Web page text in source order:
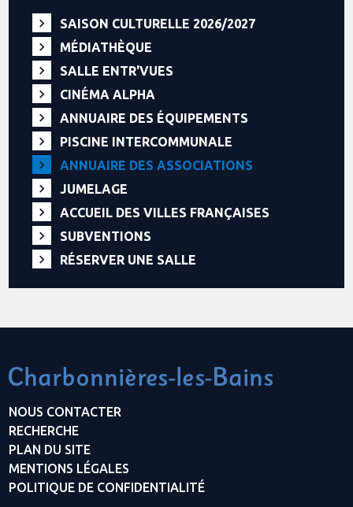
SAISON CULTURELLE 2026/2027
MÉDIATHÈQUE
SALLE ENTR'VUES
CINÉMA ALPHA
ANNUAIRE DES ÉQUIPEMENTS
PISCINE INTERCOMMUNALE
ANNUAIRE DES ASSOCIATIONS
JUMELAGE
ACCUEIL DES VILLES FRANÇAISES
SUBVENTIONS
RÉSERVER UNE SALLE
NOUS CONTACTER
RECHERCHE
PLAN DU SITE
MENTIONS LÉGALES
POLITIQUE DE CONFIDENTIALITÉ